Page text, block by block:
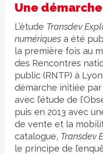
Une
L’étude Transdev
numériques a été
la première fois au
des Rencontres
public (RNTP) à
démarche initiée
avec l’étude de
puis en 2013 avec
de vente et la
catalogue, Transdev
le principe de